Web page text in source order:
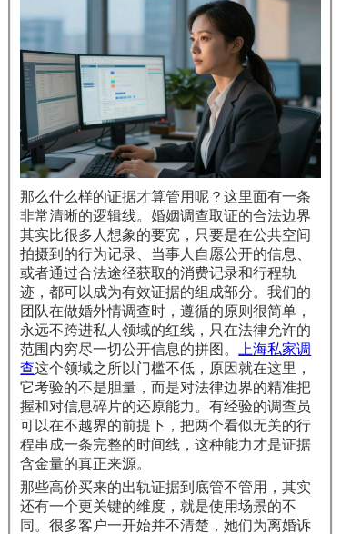
那么什么样的证据才算管用呢？这里面有一条
非常清晰的逻辑线。婚姻调查取证的合法边界
其实比很多人想象的要宽，只要是在公共空间
拍摄到的行为记录、当事人自愿公开的信息、
或者通过合法途径获取的消费记录和行程轨
迹，都可以成为有效证据的组成部分。我们的
团队在做婚外情调查时，遵循的原则很简单，
永远不跨进私人领域的红线，只在法律允许的
范围内穷尽一切公开信息的拼图。
上海私家调
查这个领域之所以门槛不低，原因就在这里，
它考验的不是胆量，而是对法律边界的精准把
握和对信息碎片的还原能力。有经验的调查员
可以在不越界的前提下，把两个看似无关的行
程串成一条完整的时间线，这种能力才是证据
含金量的真正来源。
那些高价买来的出轨证据到底管不管用，其实
还有一个更关键的维度，就是使用场景的不
同。很多客户一开始并不清楚，她们为离婚诉